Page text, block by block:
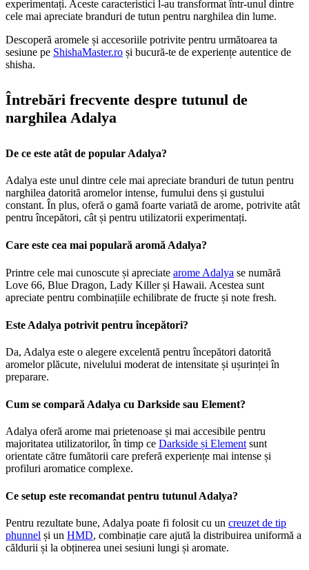
experimentați. Aceste caracteristici l-au transformat într-unul dintre
cele mai apreciate branduri de tutun pentru narghilea din lume.
Descoperă aromele și accesoriile potrivite pentru următoarea ta
sesiune pe ShishaMaster.ro și bucură-te de experiențe autentice de
shisha.
Întrebări frecvente despre tutunul de
narghilea Adalya
De ce este atât de popular Adalya?
Adalya este unul dintre cele mai apreciate branduri de tutun pentru
narghilea datorită aromelor intense, fumului dens și gustului
constant. În plus, oferă o gamă foarte variată de arome, potrivite atât
pentru începători, cât și pentru utilizatorii experimentați.
Care este cea mai populară aromă Adalya?
Printre cele mai cunoscute și apreciate arome Adalya se numără
Love 66, Blue Dragon, Lady Killer și Hawaii. Acestea sunt
apreciate pentru combinațiile echilibrate de fructe și note fresh.
Este Adalya potrivit pentru începători?
Da, Adalya este o alegere excelentă pentru începători datorită
aromelor plăcute, nivelului moderat de intensitate și ușurinței în
preparare.
Cum se compară Adalya cu Darkside sau Element?
Adalya oferă arome mai prietenoase și mai accesibile pentru
majoritatea utilizatorilor, în timp ce Darkside și Element sunt
orientate către fumătorii care preferă experiențe mai intense și
profiluri aromatice complexe.
Ce setup este recomandat pentru tutunul Adalya?
Pentru rezultate bune, Adalya poate fi folosit cu un creuzet de tip
phunnel și un HMD, combinație care ajută la distribuirea uniformă a
căldurii și la obținerea unei sesiuni lungi și aromate.